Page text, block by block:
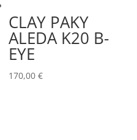
CLAY PAKY
ALEDA K20 B-
EYE
170,00 €